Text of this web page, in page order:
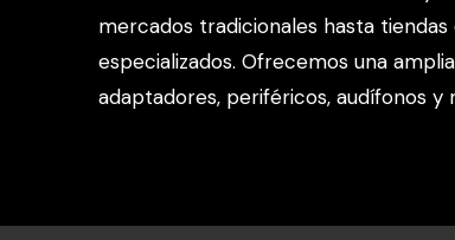
mercados tradicionales hasta
especializados. Ofrecemos una
adaptadores, periféricos, audífonos y